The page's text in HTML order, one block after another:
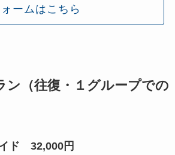
ォームはこちら
ン（往復・１グループでの
ド 32,000円